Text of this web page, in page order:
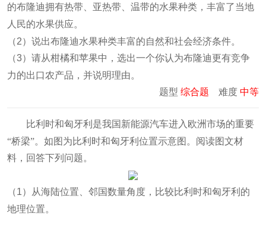
的布隆迪拥有热带、亚热带、温带的水果种类，丰富了当地
人民的水果供应。
（2）说出布隆迪水果种类丰富的自然和社会经济条件。
（3）请从柑橘和苹果中，选出一个你认为布隆迪更有竞争
力的出口农产品，并说明理由。
题型 综合题 难度 中等
比利时和匈牙利是我国新能源汽车进入欧洲市场的重要
“桥梁”。如图为比利时和匈牙利位置示意图 。阅读图文材
料，回答下列问题。
（1）从海陆位置、邻国数量角度，比较比利时和匈牙利的
地理位置。